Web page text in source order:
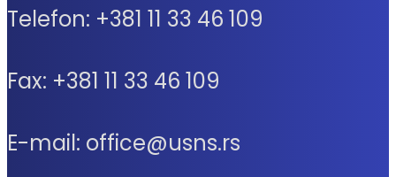
Telefon: +381 11 33 46 109
Fax: +381 11 33 46 109
E-mail: office@usns.rs